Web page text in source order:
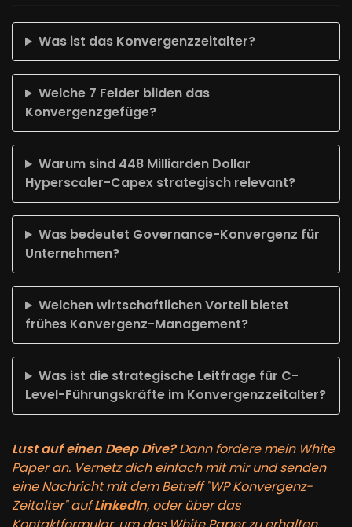
Was ist das Konvergenzzeitalter?
Welche 7 Felder bilden das
Konvergenzgefüge?
Warum sind 448 Milliarden Dollar
Hyperscaler-Capex strategisch relevant?
Was bedeutet Governance-Konvergenz für
Unternehmen?
Welchen wirtschaftlichen Vorteil bietet
frühes Konvergenz-Management?
Was ist die strategische Leitfrage für C-
Level-Führungskräfte im Konvergenzzeitalter?
Lust auf einen Deep Dive?Dann fordere mein White
Paper an. Vernetz dich einfach mit mir und senden
eine Nachricht mit dem Betreff "WP Konvergenz-
Zeitalter" aufLinkedIn, oder über das